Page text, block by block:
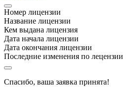
Номер лицензии
Название лицензии
Кем выдана лицензия
Дата начала лицензии
Дата окончания лицензии
Последние изменения по лецензии
Спасибо, ваша заявка принята!